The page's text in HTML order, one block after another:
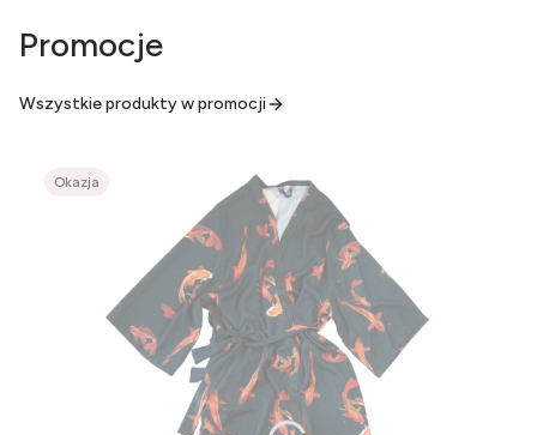
Promocje
Wszystkie produkty w promocji
Okazja